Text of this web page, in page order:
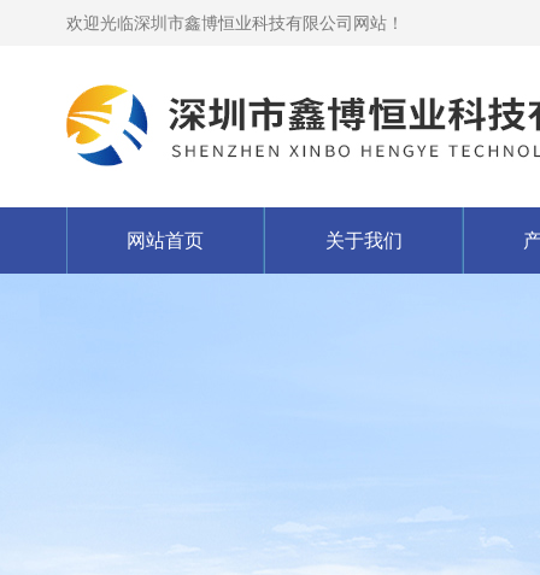
欢迎光临深圳市鑫博恒业科技有限公司网站！
网站首页 关于我们